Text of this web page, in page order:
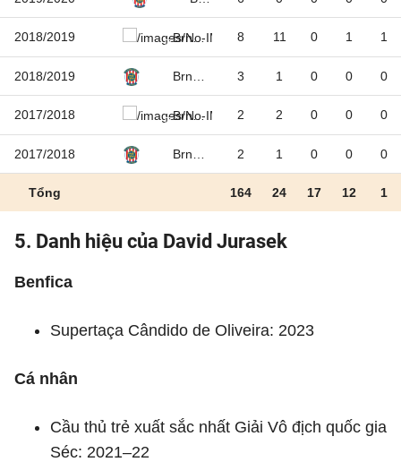
2018/2019 Brno U19 8 11 0 1 1
2018/2019 3 1 0 0 0
2017/2018 Brno U19 2 2 0 0 0
2017/2018 2 1 0 0 0
Tổng 164 24 17 12 1
5. Danh hiệu của David Jurasek
Benfica
Supertaça Cândido de Oliveira: 2023
Cá nhân
Cầu thủ trẻ xuất sắc nhất Giải Vô địch quốc gia
Séc: 2021–22